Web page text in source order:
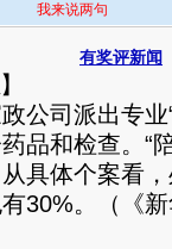
我来说两句
有奖评新闻
】
司派出专业
品和检查。“
具体个案看
30%。（《